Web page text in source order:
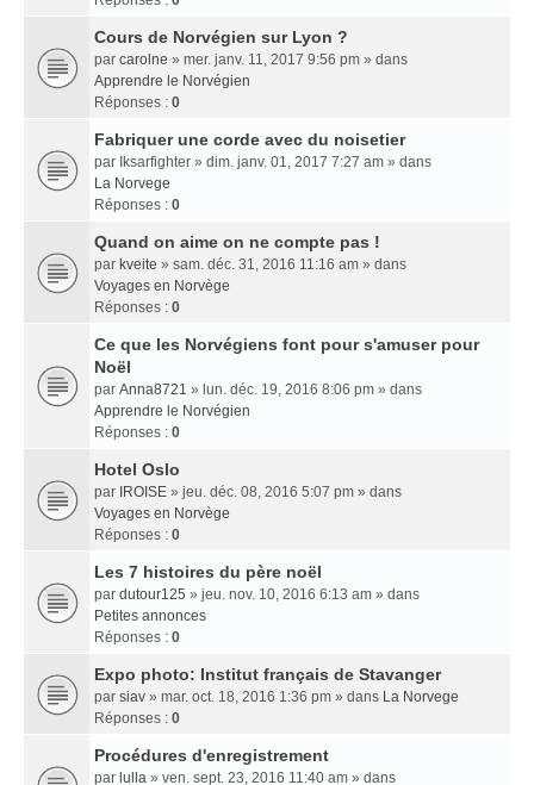
Cours de Norvégien sur Lyon ?
par carolne » mer. janv. 11, 2017 9:56 pm » dans
Apprendre le Norvégien
Réponses : 0
Fabriquer une corde avec du noisetier
par Iksarfighter » dim. janv. 01, 2017 7:27 am » dans
La Norvege
Réponses : 0
Quand on aime on ne compte pas !
par kveite » sam. déc. 31, 2016 11:16 am » dans
Voyages en Norvège
Réponses : 0
Ce que les Norvégiens font pour s'amuser pour
Noël
par Anna8721 » lun. déc. 19, 2016 8:06 pm » dans
Apprendre le Norvégien
Réponses : 0
Hotel Oslo
par IROISE » jeu. déc. 08, 2016 5:07 pm » dans
Voyages en Norvège
Réponses : 0
Les 7 histoires du père noël
par dutour125 » jeu. nov. 10, 2016 6:13 am » dans
Petites annonces
Réponses : 0
Expo photo: Institut français de Stavanger
par siav » mar. oct. 18, 2016 1:36 pm » dans La Norvege
Réponses : 0
Procédures d'enregistrement
par lulla » ven. sept. 23, 2016 11:40 am » dans